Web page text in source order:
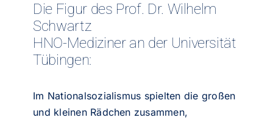
Die Figur des Prof. Dr. Wilhelm
Schwartz
HNO-Mediziner an der Universität
Tübingen:
Im Nationalsozialismus spielten die großen
und kleinen Rädchen zusammen,